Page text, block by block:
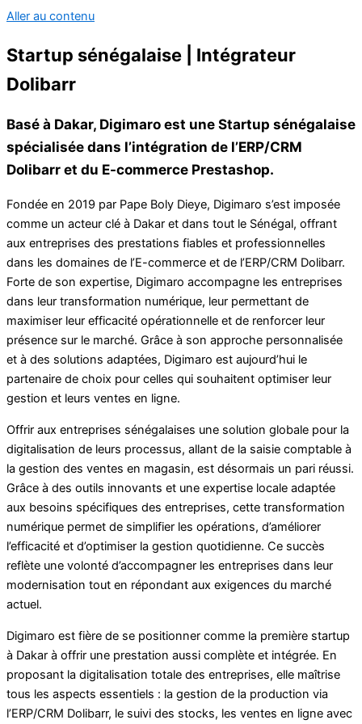
Aller au contenu
Startup sénégalaise | Intégrateur
Dolibarr
Basé à Dakar, Digimaro est une Startup sénégalaise
spécialisée dans l’intégration de l’ERP/CRM
Dolibarr et du E-commerce Prestashop.
Fondée en 2019 par Pape Boly Dieye, Digimaro s’est imposée
comme un acteur clé à Dakar et dans tout le Sénégal, offrant
aux entreprises des prestations fiables et professionnelles
dans les domaines de l’E-commerce et de l’ERP/CRM Dolibarr.
Forte de son expertise, Digimaro accompagne les entreprises
dans leur transformation numérique, leur permettant de
maximiser leur efficacité opérationnelle et de renforcer leur
présence sur le marché. Grâce à son approche personnalisée
et à des solutions adaptées, Digimaro est aujourd’hui le
partenaire de choix pour celles qui souhaitent optimiser leur
gestion et leurs ventes en ligne.
Offrir aux entreprises sénégalaises une solution globale pour la
digitalisation de leurs processus, allant de la saisie comptable à
la gestion des ventes en magasin, est désormais un pari réussi.
Grâce à des outils innovants et une expertise locale adaptée
aux besoins spécifiques des entreprises, cette transformation
numérique permet de simplifier les opérations, d’améliorer
l’efficacité et d’optimiser la gestion quotidienne. Ce succès
reflète une volonté d’accompagner les entreprises dans leur
modernisation tout en répondant aux exigences du marché
actuel.
Digimaro est fière de se positionner comme la première startup
à Dakar à offrir une prestation aussi complète et intégrée. En
proposant la digitalisation totale des entreprises, elle maîtrise
tous les aspects essentiels : la gestion de la production via
l’ERP/CRM Dolibarr, le suivi des stocks, les ventes en ligne avec